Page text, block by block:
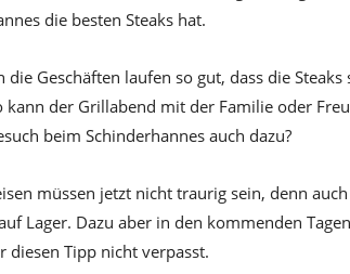
die besten Steaks hat.
Geschäften laufen so gut, dass die
der Grillabend mit der Familie oder
beim Schinderhannes auch dazu?
müssen jetzt nicht traurig sein, denn
Lager. Dazu aber in den kommenden
diesen Tipp nicht verpasst.